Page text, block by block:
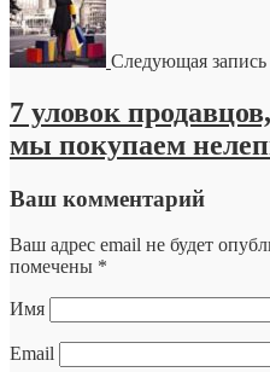
Следующая запись
7 уловок
мы покупаем
Ваш комментарий
Ваш адрес email не будет
помечены *
Имя
Email